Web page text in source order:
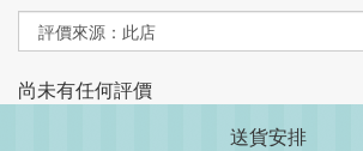
尚未有任何評價
送貨安排